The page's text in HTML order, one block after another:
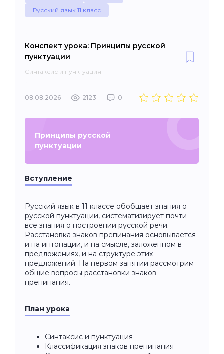
Русский язык 11 класс
Конспект урока: Принципы русской
пунктуации
Синтаксис и пунктуация
08.08.2026 2123 0
Принципы русской
пунктуации
Вступление
Русский язык в 11 классе обобщает знания о
русской пунктуации, систематизирует почти
все знания о построении русской речи.
Расстановка знаков препинания основывается
и на интонации, и на смысле, заложенном в
предложениях, и на структуре этих
предложений. На первом занятии рассмотрим
общие вопросы расстановки знаков
препинания.
План урока
Синтаксис и пунктуация
Классификация знаков препинания